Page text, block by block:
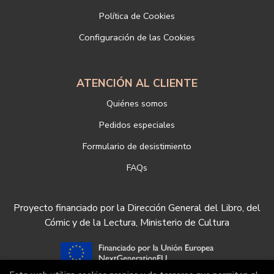
Si desea ampliar información sobre la política de privacidad de
https://www.libreriadeportiva.com/proteccion-de-datos
Política de Cookies
Configuración de las Cookies
ATENCIÓN AL CLIENTE
Quiénes somos
Pedidos especiales
Formulario de desistimiento
FAQs
Proyecto financiado por la Dirección General del Libro, del
Cómic y de la Lectura, Ministerio de Cultura